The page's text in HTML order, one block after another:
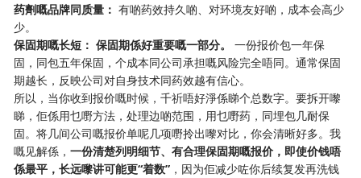
药劑嘅品牌同质量： ​ 有啲药效持久啲、对环境友好啲，成本会高少
少。
保固期嘅长短： ​保固期係好重要嘅一部分。
​ 一份报价包一年保
固，同包五年保固，个成本同公司承担嘅风险完全唔同。通常保固
期越长，反映公司对自身技术同药效越有信心。
所以，当你收到报价嘅时候，千祈唔好淨係睇个总数字。要拆开嚟
睇，佢係用乜嘢方法，处理边啲范围，用乜嘢药，同埋包几耐保
固。将几间公司嘅报价单呢几项嘢拎出嚟对比，你会清晰好多。我
嘅见解係，一份清楚列明细节、有合理保固期嘅报价，即使价钱唔
係最平，长远嚟讲可能更“着数” ，因为佢减少咗你后续复发再洗钱